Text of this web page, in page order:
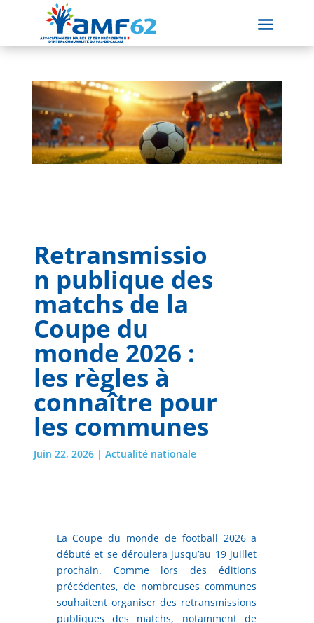
Retransmissio
n publique des
matchs de la
Coupe du
monde 2026 :
les règles à
connaître pour
les communes
Juin 22, 2026| Actualité nationale
La Coupe du monde de football 2026 a
débuté et se déroulera jusqu’au 19 juillet
prochain. Comme lors des éditions
précédentes, de nombreuses communes
souhaitent organiser des retransmissions
publiques des matchs, notamment de